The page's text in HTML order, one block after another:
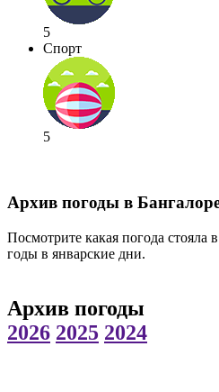
5
Спорт
5
Архив погоды в
Посмотрите какая погода стояла
годы в январские дни.
Архив погоды
2026 2025 2024